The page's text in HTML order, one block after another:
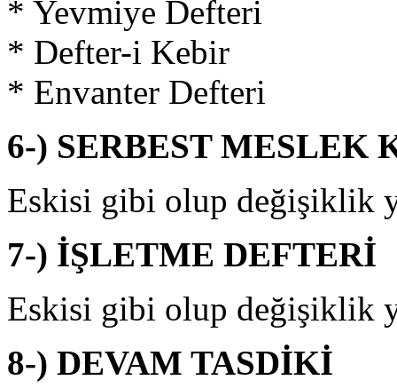
* Yevmiye Defteri
* Defter-i Kebir
* Envanter Defteri
6-) SERBEST MESLEK
Eskisi gibi olup değişiklik
7-) İŞLETME DEFTERİ
Eskisi gibi olup değişiklik
8-) DEVAM TASDİKİ